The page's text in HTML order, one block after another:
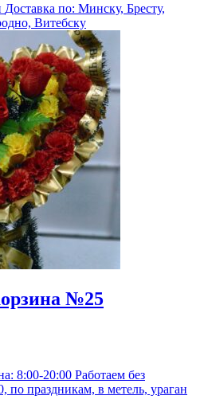
Доставка по: Минску, Бресту,
Витебску
№25
8:00-20:00 Работаем без
по праздникам, в метель, ураган